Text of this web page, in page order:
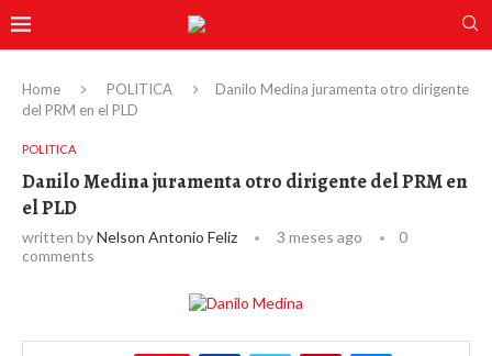
Home POLITICA
Danilo Medina juramenta otro dirigente
del PRM en el PLD
POLITICA
Danilo Medina juramenta otro dirigente del PRM en
el PLD
written byNelson Antonio Feliz 3 meses ago
0
comments